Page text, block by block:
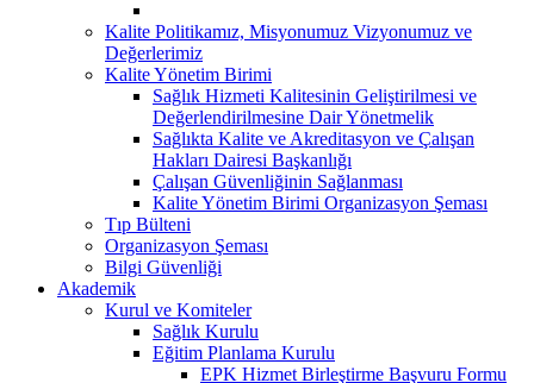
Kalite Politikamız, Misyonumuz Vizyonumuz ve
Değerlerimiz
Kalite Yönetim Birimi
Sağlık Hizmeti Kalitesinin Geliştirilmesi ve
Değerlendirilmesine Dair Yönetmelik
Sağlıkta Kalite ve Akreditasyon ve Çalışan
Hakları Dairesi Başkanlığı
Çalışan Güvenliğinin Sağlanması
Kalite Yönetim Birimi Organizasyon Şeması
Tıp Bülteni
Organizasyon Şeması
Bilgi Güvenliği
Akademik
Kurul ve Komiteler
Sağlık Kurulu
Eğitim Planlama Kurulu
EPK Hizmet Birleştirme Başvuru Formu